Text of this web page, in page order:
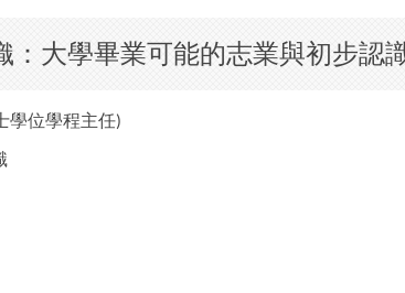
：大學畢業可能的志業與初步認
學位學程主任)